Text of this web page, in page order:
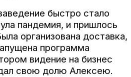
быстро стало
пандемия, и пришлось
организована доставка,
программа
видение на бизнес
свою долю Алексею.